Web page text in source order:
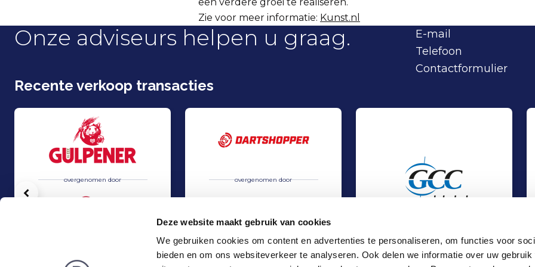
Deze website maakt gebruik van cookies
We gebruiken cookies om content en advertenties te personaliseren, om functies voor
bieden en om ons websiteverkeer te analyseren. Ook delen we informatie over uw gebruik
Zie voor meer informatie: Kunst.nl
Onze adviseurs helpen u graag.
E-mail
Telefoon
Contactformulier
Recente verkoop transacties
overgenomen door
Grolsch heeft 100% van de aandelen in Gulpener overgenomen
overgenomen door
Strategisch partnerschap Dartshopper en WaterlandManagement Buy-out bij Gobal
Vorige